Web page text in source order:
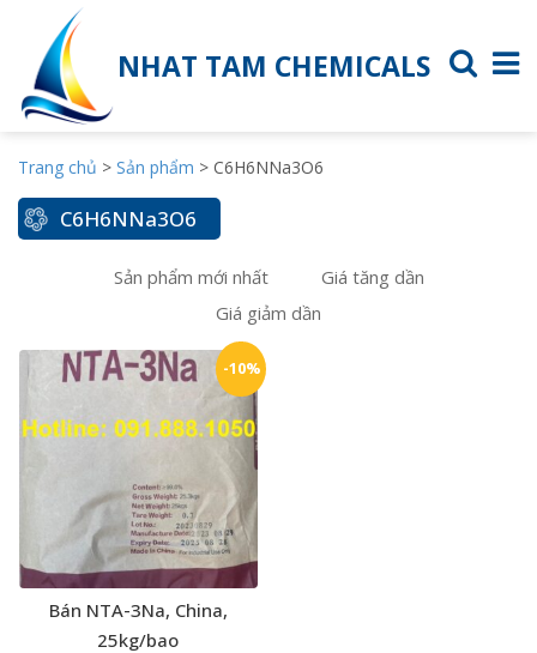
NHAT TAM CHEMICALS
Trang chủ > Sản phẩm > C6H6NNa3O6
C6H6NNa3O6
Sản phẩm mới nhất
Giá tăng dần
Giá giảm dần
-10%
Bán NTA-3Na, China,
25kg/bao